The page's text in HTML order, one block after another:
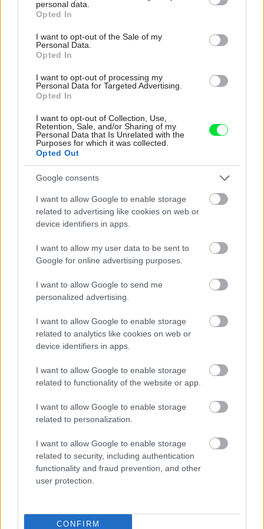
grant or deny consent to Google and its third-party tags to
use your data for below specified purposes in below Google
consent section.
personal data.
Opted In
I want to opt-out of the Sale of my
Personal Data.
Opted In
I want to opt-out of processing my
Personal Data for Targeted Advertising.
Opted In
I want to opt-out of Collection, Use,
Retention, Sale, and/or Sharing of my
Personal Data that Is Unrelated with the
Purposes for which it was collected.
Opted Out
Google consents
I want to allow Google to enable storage
related to advertising like cookies on web or
device identifiers in apps.
I want to allow my user data to be sent to
Google for online advertising purposes.
I want to allow Google to send me
personalized advertising.
I want to allow Google to enable storage
related to analytics like cookies on web or
device identifiers in apps.
I want to allow Google to enable storage
related to functionality of the website or app.
I want to allow Google to enable storage
related to personalization.
I want to allow Google to enable storage
related to security, including authentication
functionality and fraud prevention, and other
user protection.
CONFIRM
stačil jeden prvok | Môjdom.sk
My napríklad labky utierame hneď pri dverách a doma pred dvere
Re: Takto sa rieši málo úložného miesta. V tomto byte
Dizajn je to nádherný, tá brezová preglejka a čisté línie vyzerajú super.
Ale vždy, keď…
vyjsť draho. Ako ho ochrániť pred hnitím a škodcami?
clovek by cakal ze vysusene drahe drevo bolo predtym naparovane aby
sa zbavilo zarodkov skodcov...
Najnovšie časopisy
Môj dom 07-08/2026